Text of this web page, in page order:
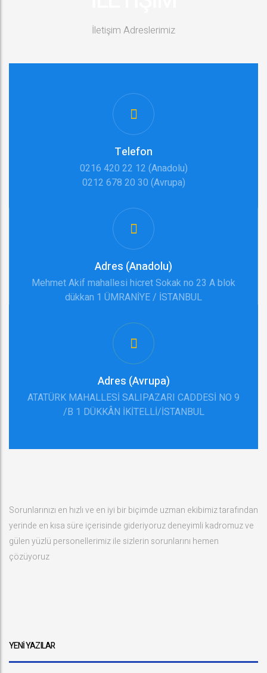
İletişim Adreslerimiz
Telefon
0216 420 22 12 (Anadolu)
0212 678 20 30 (Avrupa)
Adres (Anadolu)
Mehmet Akif mahallesi hicret Sokak no 23 A blok
dükkan 1 ÜMRANİYE / İSTANBUL
Adres (Avrupa)
ATATÜRK MAHALLESİ SALIPAZARI CADDESİ NO 9
/B 1 DÜKKÂN İKİTELLİ/İSTANBUL
Sorunlarınızı en hızlı ve en iyi bir biçimde uzman ekibimiz tarafından
yerinde en kısa süre içerisinde gideriyoruz deneyimli kadromuz ve
gülen yüzlü personellerimiz ile sizlerin sorunlarını hemen
çözüyoruz
YENI YAZILAR